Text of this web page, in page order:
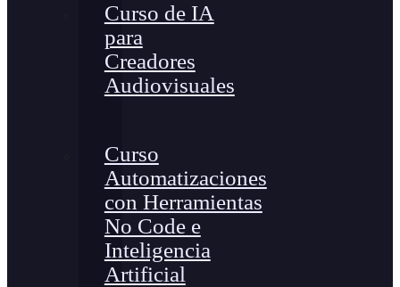
Curso de IA
para
Creadores
Audiovisuales
Curso
Automatizaciones
con Herramientas
No Code e
Inteligencia
Artificial